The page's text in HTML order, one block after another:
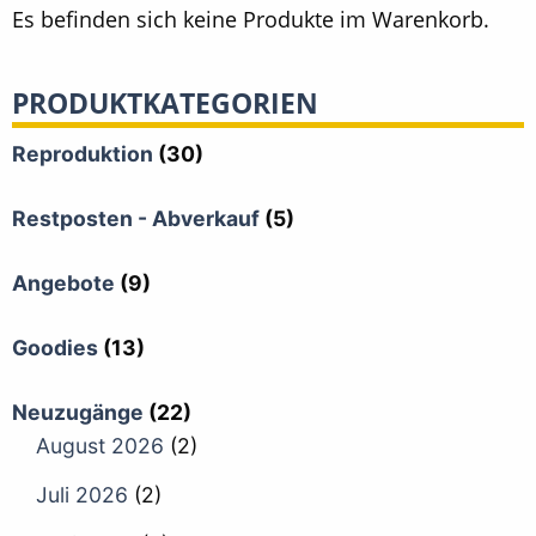
Es befinden sich keine Produkte im Warenkorb.
PRODUKTKATEGORIEN
Reproduktion (30)
Restposten - Abverkauf (5)
Angebote (9)
Goodies (13)
Neuzugänge (22)
August 2026 (2)
Juli 2026 (2)